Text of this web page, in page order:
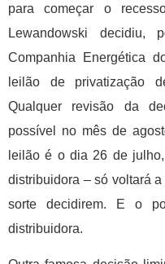
para começar o
Lewandowski decidiu,
Companhia Energética
leilão de privatização
Qualquer revisão da
possível no mês de
leilão é o dia 26 de
distribuidora – só voltará
sorte decidirem. E o
distribuidora.